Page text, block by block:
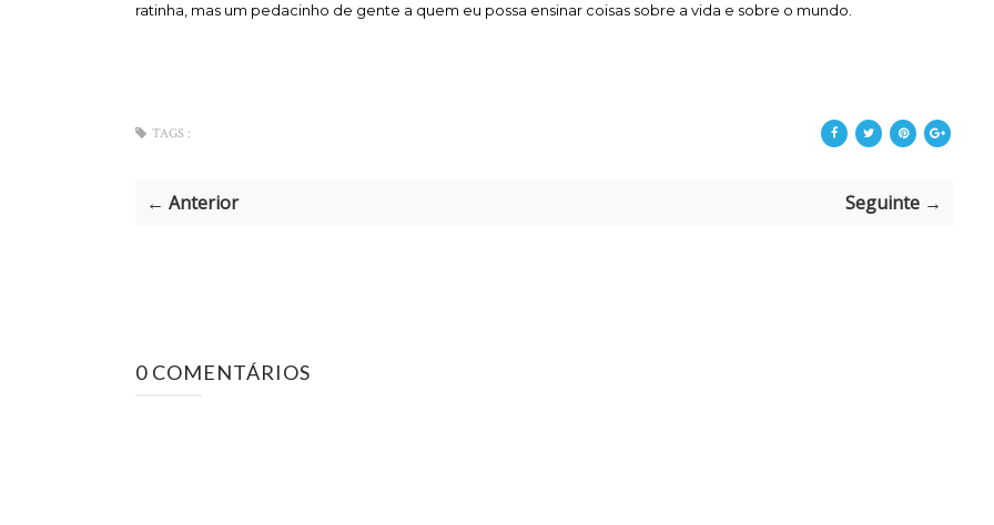
ratinha, mas um pedacinho de gente a quem eu possa ensinar coisas sobre a vida e sobre o mundo.
TAGS :
← Anterior Seguinte →
0 COMENTÁRIOS